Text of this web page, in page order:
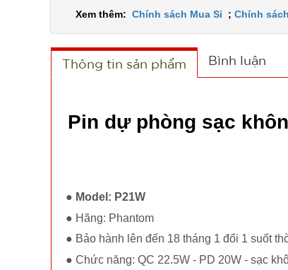
Xem thêm: Chính sách Mua Sỉ ; Chính
Thông tin sản phẩm Bình luận
Pin dự phòng sạc
● Model: P21W
● Hãng: Phantom
● Bảo hành lên đến 18 tháng 1 đổi 1 suốt
● Chức năng: QC 22.5W - PD 20W - sạc